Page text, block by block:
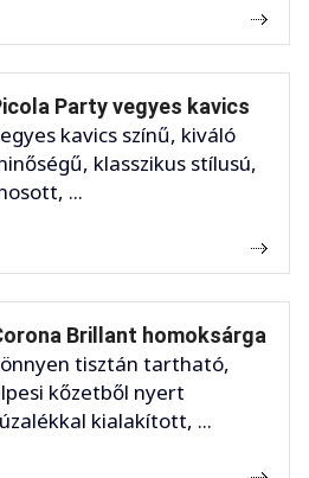
Party vegyes kavics
kavics színű, kiváló
klasszikus stílusú,
...
Brillant homoksárga
tisztán tartható,
kőzetből nyert
kialakított, ...